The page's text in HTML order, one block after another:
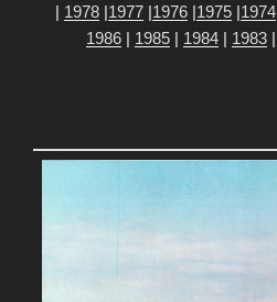
1974
1975
1976
1977
1978
1983
1984
1985
1986